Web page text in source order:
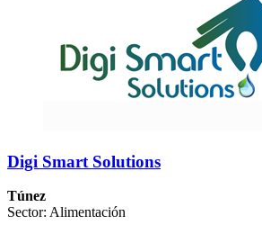
Digi Smart Solutions
Túnez
Sector: Alimentación